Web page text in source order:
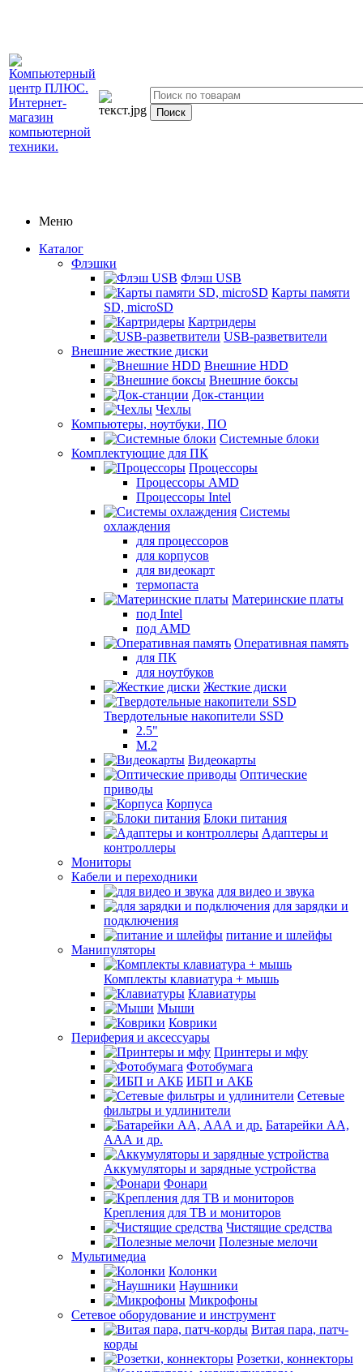
Меню
Каталог
Флэшки
Флэш USB
Карты памяти
SD, microSD
Картридеры
USB-разветвители
Внешние жесткие диски
Внешние HDD
Внешние боксы
Док-станции
Чехлы
Компьютеры, ноутбуки, ПО
Системные блоки
Комплектующие для ПК
Процессоры
Процессоры AMD
Процессоры Intel
Системы
охлаждения
для процессоров
для корпусов
для видеокарт
термопаста
Материнские платы
под Intel
под AMD
Оперативная память
для ПК
для ноутбуков
Жесткие диски
Твердотельные накопители SSD
2.5"
M.2
Видеокарты
Оптические
приводы
Корпуса
Блоки питания
Адаптеры и
контроллеры
Мониторы
Кабели и переходники
для видео и звука
для зарядки и
подключения
питание и шлейфы
Манипуляторы
Комплекты клавиатура + мышь
Клавиатуры
Мыши
Коврики
Периферия и аксессуары
Принтеры и мфу
Фотобумага
ИБП и АКБ
Сетевые
фильтры и удлинители
Батарейки АА,
ААА и др.
Аккумуляторы и зарядные устройства
Фонари
Крепления для ТВ и мониторов
Чистящие средства
Полезные мелочи
Мультимедиа
Колонки
Наушники
Микрофоны
Сетевое оборудование и инструмент
Витая пара, патч-
корды
Розетки, коннекторы